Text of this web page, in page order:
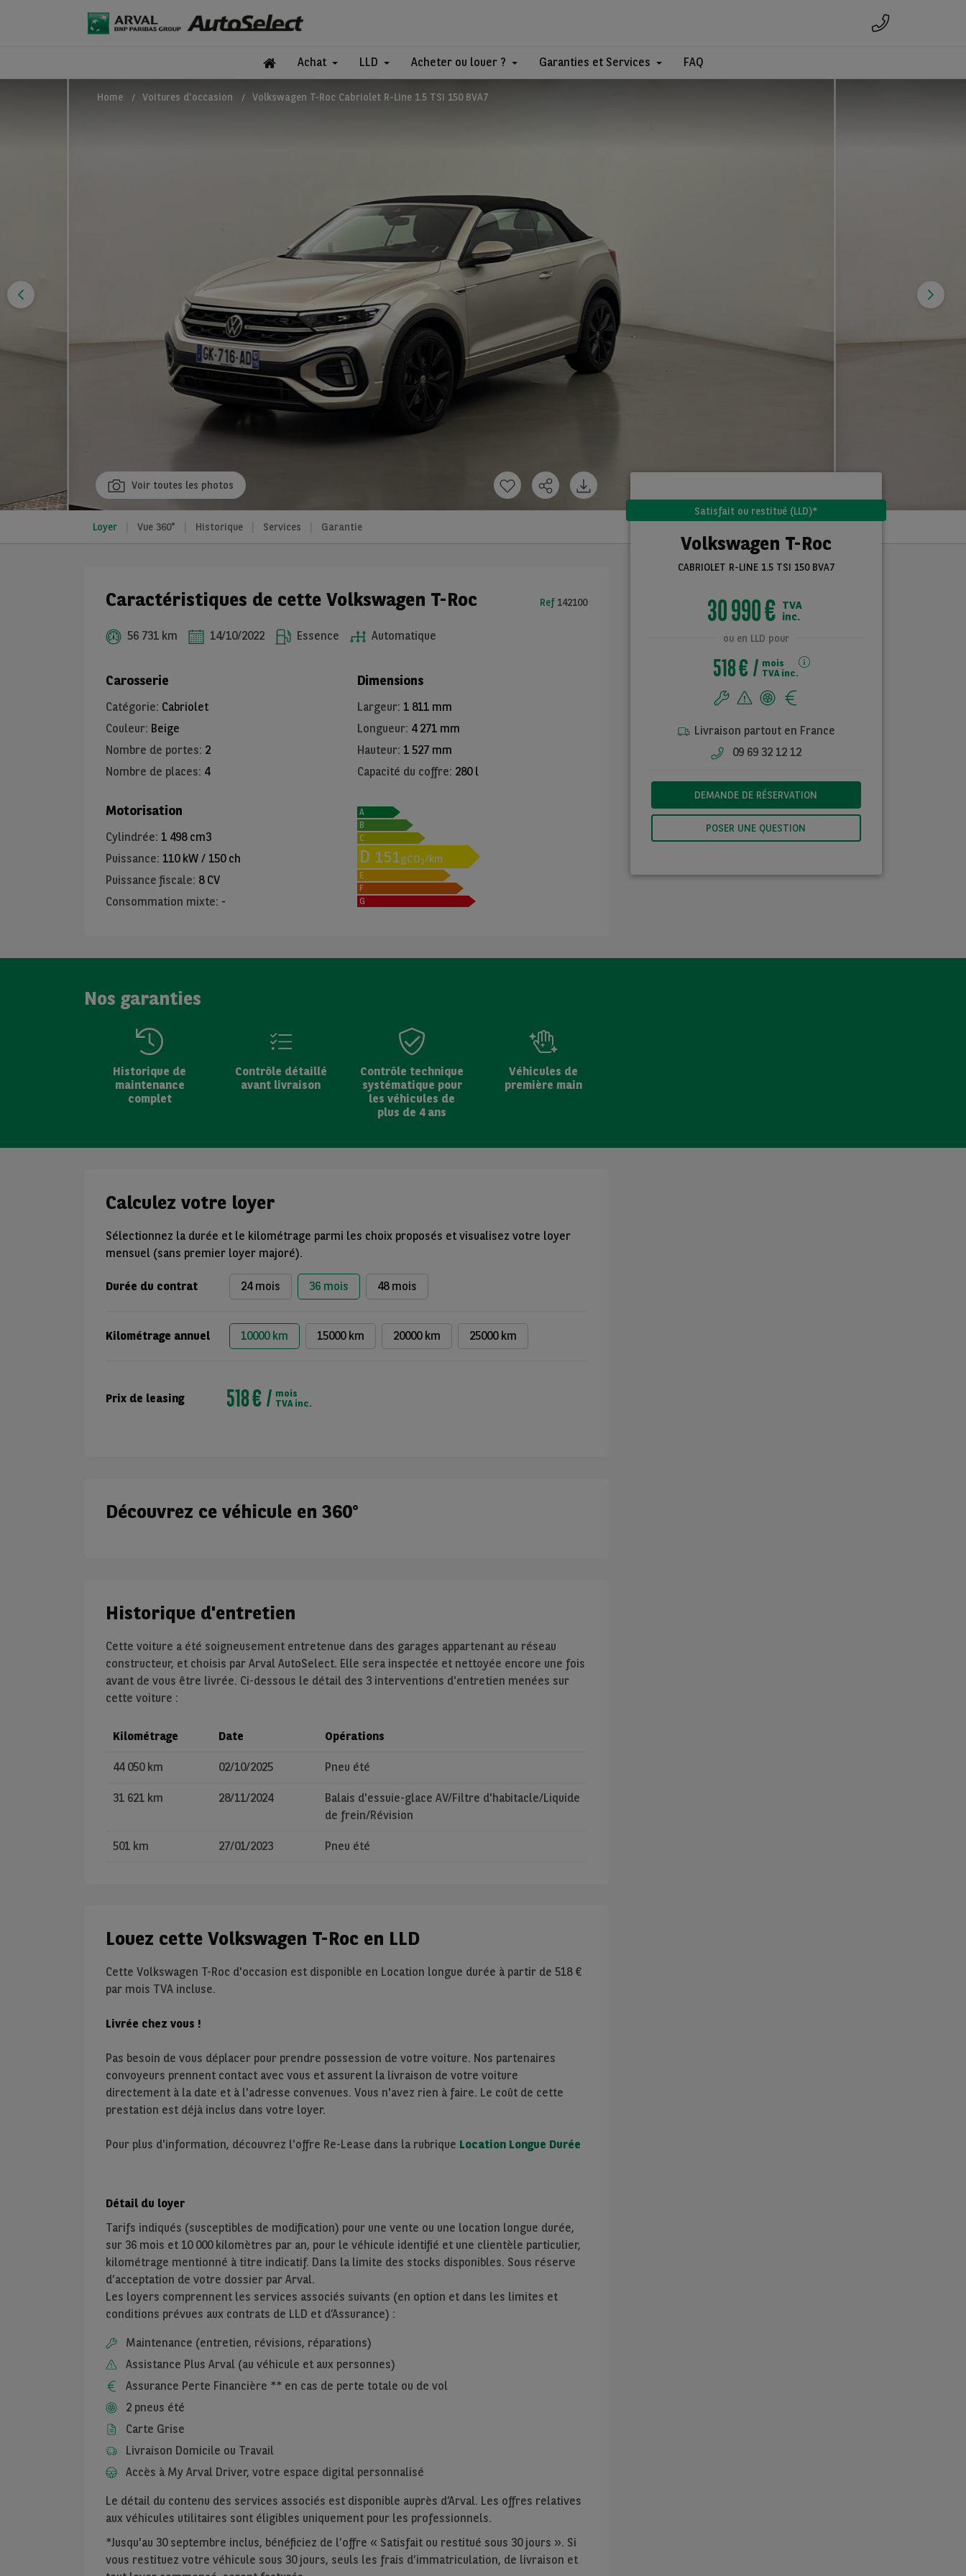
Achat LLD Acheter ou louer ? Garanties et Services FAQ
Home Voitures d'occasion Volkswagen T-Roc Cabriolet R-Line 1.5 TSI 150 BVA7
Voir toutes les photos
Loyer Vue 360° Historique Services Garantie
Satisfait ou restitué (LLD)*
Volkswagen T-Roc
CABRIOLET R-LINE 1.5 TSI 150 BVA7
30 990 € TVA
inc.
ou en LLD pour
518 €
mois
TVA inc.
Livraison partout en France
09 69 32 12 12
DEMANDE DE RÉSERVATION
POSER UNE QUESTION
Caractéristiques de cette Volkswagen T-Roc
56 731 km 14/10/2022 Essence Automatique
Ref 142100
Carosserie
Catégorie: Cabriolet
Couleur: Beige
Nombre de portes: 2
Nombre de places: 4
Dimensions
Largeur: 1 811 mm
Longueur: 4 271 mm
Hauteur: 1 527 mm
Capacité du coffre: 280 l
Motorisation
Cylindrée: 1 498 cm3
Puissance: 110 kW / 150 ch
Puissance fiscale: 8 CV
Consommation mixte: -
A
B
C
D 151gCO2/km
E
F
G
Nos garanties
Historique de
maintenance
complet
Contrôle détaillé
avant livraison
Contrôle technique
systématique pour
les véhicules de
plus de 4 ans
Véhicules de
première main
Calculez votre loyer
Sélectionnez la durée et le kilométrage parmi les choix proposés et visualisez votre loyer
mensuel (sans premier loyer majoré).
Durée du contrat 24 mois 36 mois 48 mois
Kilométrage annuel 10000 km 15000 km 20000 km 25000 km
Prix de leasing 518 €
mois
TVA inc.
Découvrez ce véhicule en 360°
Historique d'entretien
Cette voiture a été soigneusement entretenue dans des garages appartenant au réseau
constructeur, et choisis par Arval AutoSelect. Elle sera inspectée et nettoyée encore une fois
avant de vous être livrée. Ci-dessous le détail des 3 interventions d'entretien menées sur
cette voiture :
Kilométrage Date Opérations
44 050 km 02/10/2025 Pneu été
31 621 km 28/11/2024
Balais d'essuie-glace AV/Filtre d'habitacle/Liquide
de frein/Révision
501 km 27/01/2023 Pneu été
Louez cette Volkswagen T-Roc en LLD
Cette Volkswagen T-Roc d'occasion est disponible en Location longue durée à partir de 518€
par mois TVA incluse.
Livrée chez vous !
Pas besoin de vous déplacer pour prendre possession de votre voiture. Nos partenaires
convoyeurs prennent contact avec vous et assurent la livraison de votre voiture
directement à la date et à l'adresse convenues. Vous n'avez rien à faire. Le coût de cette
prestation est déjà inclus dans votre loyer.
Pour plus d'information, découvrez l'offre Re-Lease dans la rubrique Location Longue Durée
Détail du loyer
Tarifs indiqués (susceptibles de modification) pour une vente ou une location longue durée,
sur 36 mois et 10 000kilomètres par an, pour le véhicule identifié et une clientèle particulier,
kilométrage mentionné à titre indicatif. Dans la limite des stocks disponibles. Sous réserve
d’acceptation de votre dossier par Arval.
Les loyers comprennent les services associés suivants (en option et dans les limites et
conditions prévues aux contrats de LLD et d’Assurance) :
Maintenance (entretien, révisions, réparations)
Assistance Plus Arval (au véhicule et aux personnes)
Assurance Perte Financière ** en cas de perte totale ou de vol
2 pneus été
Carte Grise
Livraison Domicile ou Travail
Accès à My Arval Driver, votre espace digital personnalisé
Le détail du contenu des services associés est disponible auprès d’Arval. Les offres relatives
aux véhicules utilitaires sont éligibles uniquement pour les professionnels.
*Jusqu'au 30 septembre inclus, bénéficiez de l’offre « Satisfait ou restitué sous 30 jours ». Si
vous restituez votre véhicule sous 30 jours, seuls les frais d’immatriculation, de livraison et